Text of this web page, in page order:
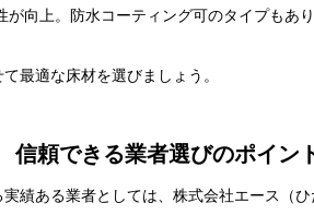
向上。防水コーティング可のタイプもあり
最適な床材を選びましょう。
信頼できる業者選びのポイン
績ある業者としては、株式会社エース（